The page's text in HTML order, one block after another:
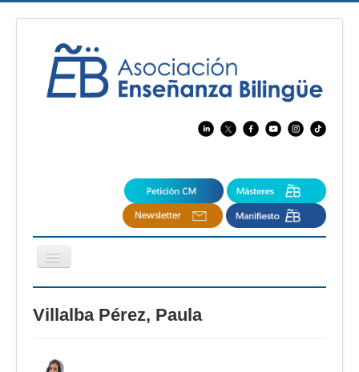
Cambiar
navegación
CertAcleB
Villalba Pérez, Paula